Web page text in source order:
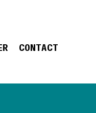
CONTACT